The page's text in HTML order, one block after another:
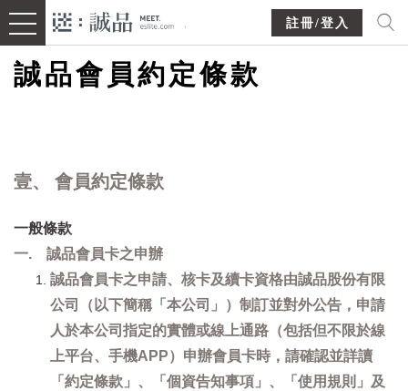
註冊/登入
誠品會員約定條款
壹、 會員約定條款
一般條款
一. 誠品會員卡之申辦
誠品會員卡之申請、核卡及續卡資格由誠品股份有限
公司（以下簡稱「本公司」）制訂並對外公告，申請
人於本公司指定的實體或線上通路（包括但不限於線
上平台、手機APP）申辦會員卡時，請確認並詳讀
「約定條款」、「個資告知事項」、「使用規則」及